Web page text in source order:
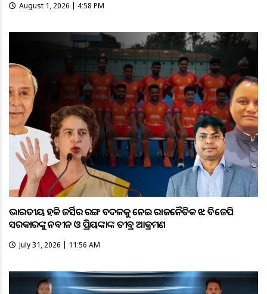
August 1, 2026 | 4:58 PM
ଭାରତୀୟ ହକି ଜର୍ସିର ରଙ୍ଗ ବଦଳକୁ ନେଇ ରାଜନୈତିକ ଝଡ଼: ବିଜେପି
ସରକାରଙ୍କୁ ନବୀନ ଓ ପ୍ରିୟଙ୍କାଙ୍କ ତୀବ୍ର ଆକ୍ରମଣ
July 31, 2026 | 11:56 AM